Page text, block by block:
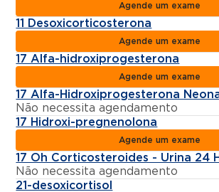
Agende um exame
11 Desoxicorticosterona
Agende um exame
17 Alfa-hidroxiprogesterona
Agende um exame
17 Alfa-Hidroxiprogesterona
Não necessita agendamento
17 Hidroxi-pregnenolona
Agende um exame
17 Oh Corticosteroides - Urina 24
Não necessita agendamento
21-desoxicortisol